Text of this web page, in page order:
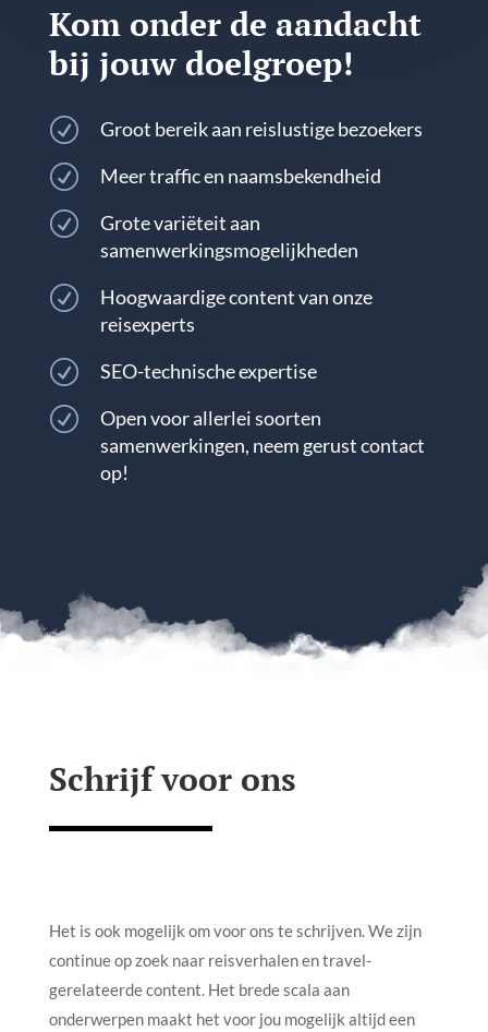
Kom onder de aandacht
bij jouw doelgroep!
R Groot bereik aan reislustige bezoekers
R Meer traffic en naamsbekendheid
R
Grote variëteit aan
samenwerkingsmogelijkheden
R
Hoogwaardige content van onze
reisexperts
R SEO-technische expertise
R
Open voor allerlei soorten
samenwerkingen, neem gerust contact
op!
Schrijf voor ons
Het is ook mogelijk om voor ons te schrijven. We zijn
continue op zoek naar reisverhalen en travel-
gerelateerde content. Het brede scala aan
onderwerpen maakt het voor jou mogelijk altijd een